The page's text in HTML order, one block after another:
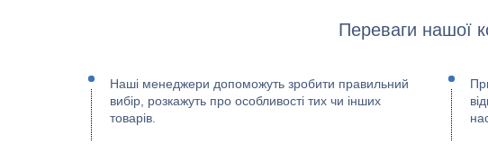
Переваги нашої
Наші менеджери допоможуть зробити правильний
вибір, розкажуть про особливості тих чи інших
товарів.